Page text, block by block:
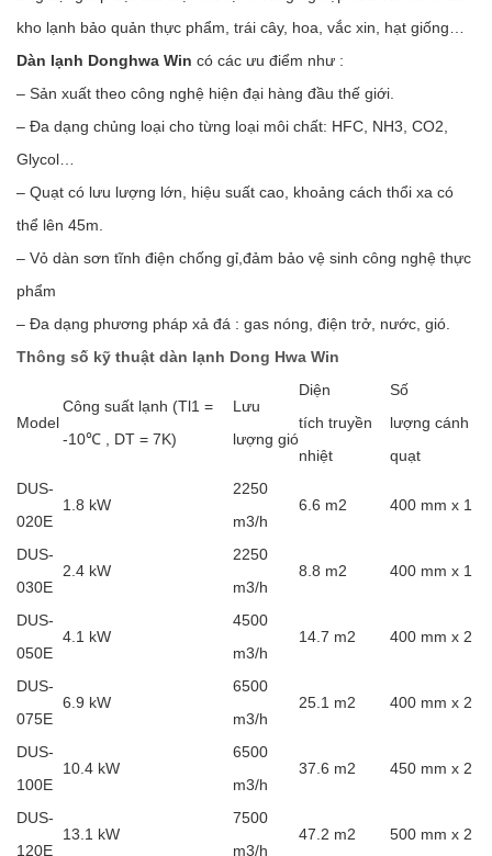
kho lạnh bảo quản thực phẩm, trái cây, hoa, vắc xin, hạt giống…
Dàn lạnh Donghwa Win có các ưu điểm như :
– Sản xuất theo công nghệ hiện đại hàng đầu thế giới.
– Đa dạng chủng loại cho từng loại môi chất: HFC, NH3, CO2,
Glycol…
– Quạt có lưu lượng lớn, hiệu suất cao, khoảng cách thổi xa có
thể lên 45m.
– Vỏ dàn sơn tĩnh điện chống gỉ,đảm bảo vệ sinh công nghệ thực
phẩm
– Ða dạng phương pháp xả đá : gas nóng, điện trở, nước, gió.
Thông số kỹ thuật dàn lạnh Dong Hwa Win
Model
Công suất lạnh (Tl1 =
-10℃ , DT = 7K)
Lưu
lượng gió
Diện
tích truyền
nhiệt
Số
lượng cánh
quạt
DUS-
020E
1.8 kW
2250
m3/h
6.6 m2 400 mm x 1
DUS-
030E
2.4 kW
2250
m3/h
8.8 m2 400 mm x 1
DUS-
050E
4.1 kW
4500
m3/h
14.7 m2 400 mm x 2
DUS-
075E
6.9 kW
6500
m3/h
25.1 m2 400 mm x 2
DUS-
100E
10.4 kW
6500
m3/h
37.6 m2 450 mm x 2
DUS-
120E
13.1 kW
7500
m3/h
47.2 m2 500 mm x 2